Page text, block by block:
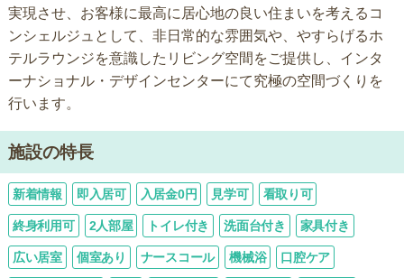
実現させ、お客様に最高に居心地の良い住まいを考えるコ
ンシェルジュとして、非日常的な雰囲気や、やすらげるホ
テルラウンジを意識したリビング空間をご提供し、インタ
ーナショナル・デザインセンターにて究極の空間づくりを
行います。
施設の特長
新着情報 即入居可 入居金0円 見学可 看取り可
終身利用可 2人部屋 トイレ付き 洗面台付き 家具付き
広い居室 個室あり ナースコール 機械浴 口腔ケア